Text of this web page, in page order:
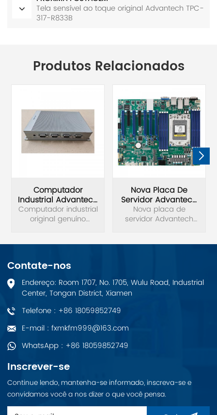
Tela sensível ao toque original Advantech TPC-
317-R833B
Produtos Relacionados
Computador
Industrial Advantech
UNO-2271G-
E22BE/4G/32G
Computador industrial
original genuíno
Nova Placa De
Servidor Advantech
ASMB-830I-00A1
Nova placa de
servidor Advantech
4094 AMD® EPYC ™
x16 + 2x PCIe 4.0 x8, 9x
SATA 3, 5x USB 3.2
(Gen1), Dual 10GbE e
Contate-nos
Endereço: Room 1707, No. 1705, Wulu Road, Industrial
Center, Tongan District, Xiamen
Telefone : +86 18059852749
E-mail : fxmkfm999@163.com
WhatsApp : +86 18059852749
Inscrever-se
Continue lendo, mantenha-se informado, inscreva-se e
convidamos você a nos dizer o que você pensa.